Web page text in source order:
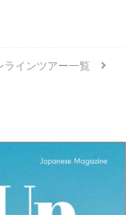
ラインツアー一覧